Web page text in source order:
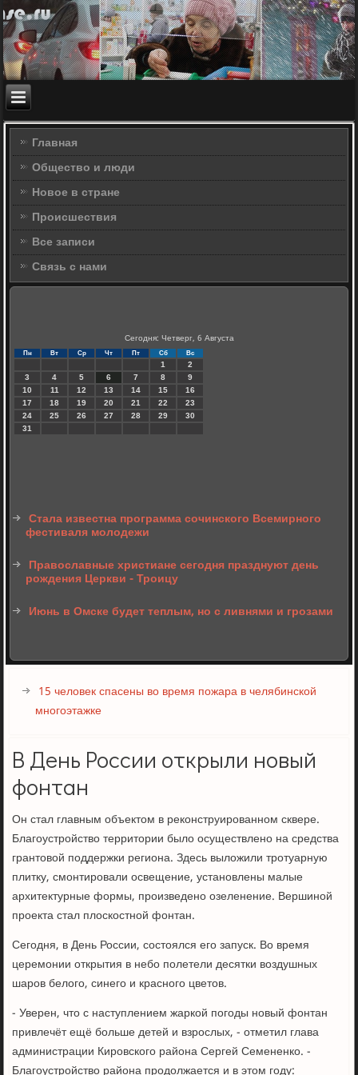
Главная
Общество и люди
Новое в стране
Происшествия
Все записи
Связь с нами
Сегодня: Четверг, 6 Августа
Пн Вт Ср Чт Пт Сб Вс
1
2
3
4 5 6 7 8
9
10
11 12 13 14 15
16
17
18 19 20 21 22
23
24
25 26 27 28 29
30
31
Стала известна программа сочинского Всемирного
фестиваля молодежи
Православные христиане сегодня празднуют день
рождения Церкви - Троицу
Июнь в Омске будет теплым, но с ливнями и грозами
15 человек спасены во время пожара в челябинской
многоэтажке
В День России открыли новый
фонтан
Он стал главным объектом в реконструированном сквере.
Благоустройство территории было осуществлено на средства
грантовой поддержки региона. Здесь выложили тротуарную
плитку, смонтировали освещение, установлены малые
архитектурные формы, произведено озеленение. Вершиной
проекта стал плоскостной фонтан.
Сегодня, в День России, состоялся его запуск. Во время
церемонии открытия в небо полетели десятки воздушных
шаров белого, синего и красного цветов.
- Уверен, что с наступлением жаркой погоды новый фонтан
привлечёт ещё больше детей и взрослых, - отметил глава
администрации Кировского района Сергей Семененко. -
Благоустройство района продолжается и в этом году: